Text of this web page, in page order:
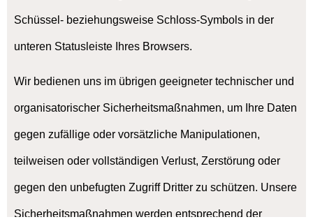
Schüssel- beziehungsweise Schloss-Symbols in der
unteren Statusleiste Ihres Browsers.
Wir bedienen uns im übrigen geeigneter technischer und
organisatorischer Sicherheitsmaßnahmen, um Ihre Daten
gegen zufällige oder vorsätzliche Manipulationen,
teilweisen oder vollständigen Verlust, Zerstörung oder
gegen den unbefugten Zugriff Dritter zu schützen. Unsere
Sicherheitsmaßnahmen werden entsprechend der